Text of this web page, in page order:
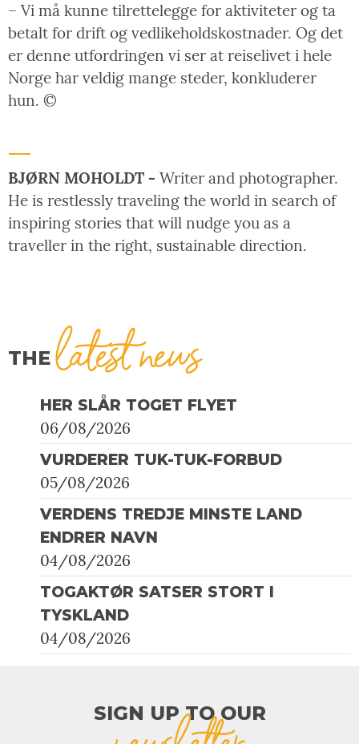
– Vi må kunne tilrettelegge for aktiviteter og ta
betalt for drift og vedlikeholdskostnader. Og det
er denne utfordringen vi ser at reiselivet i hele
Norge har veldig mange steder, konkluderer
hun. ©
BJØRN MOHOLDT - Writer and photographer.
He is restlessly traveling the world in search of
inspiring stories that will nudge you as a
traveller in the right, sustainable direction.
THElatest news
HER SLÅR TOGET FLYET
06/08/2026
VURDERER TUK-TUK-FORBUD
05/08/2026
VERDENS TREDJE MINSTE LAND
ENDRER NAVN
04/08/2026
TOGAKTØR SATSER STORT I
TYSKLAND
04/08/2026
SIGN UP TO OUR​